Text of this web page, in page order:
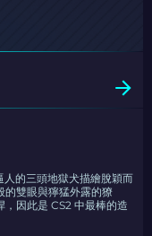
的三頭地獄犬描繪脫穎而
的雙眼與獰猛外露的獠
，因此是 CS2 中最棒的造